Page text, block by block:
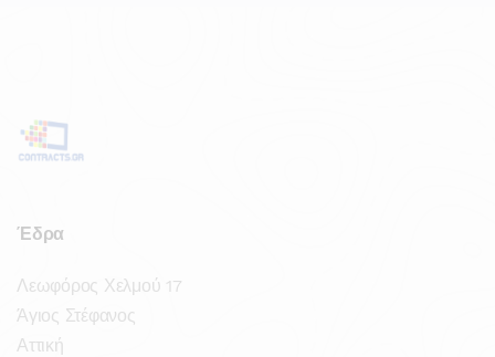
Έδρα
Λεωφόρος Χελμού 17
Άγιος Στέφανος
Αττική